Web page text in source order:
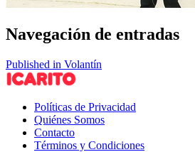
Navegación de entradas
Published in Volantín
Políticas de Privacidad
Quiénes Somos
Contacto
Términos y Condiciones